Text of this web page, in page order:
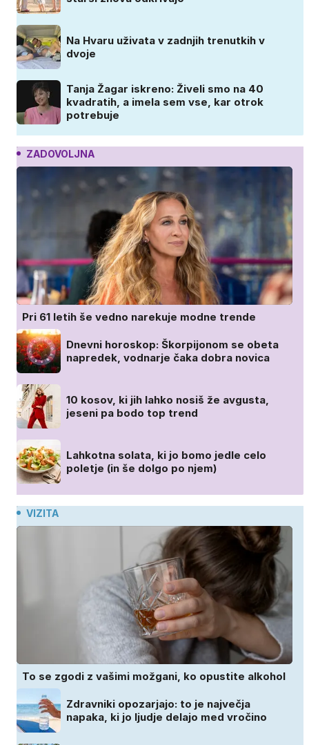
Na Hvaru uživata v zadnjih trenutkih v
dvoje
Tanja Žagar iskreno: Živeli smo na 40
kvadratih, a imela sem vse, kar otrok
potrebuje
ZADOVOLJNA
Pri 61 letih še vedno narekuje modne trende
Dnevni horoskop: Škorpijonom se obeta
napredek, vodnarje čaka dobra novica
10 kosov, ki jih lahko nosiš že avgusta,
jeseni pa bodo top trend
Lahkotna solata, ki jo bomo jedle celo
poletje (in še dolgo po njem)
VIZITA
To se zgodi z vašimi možgani, ko opustite alkohol
Zdravniki opozarjajo: to je največja
napaka, ki jo ljudje delajo med vročino